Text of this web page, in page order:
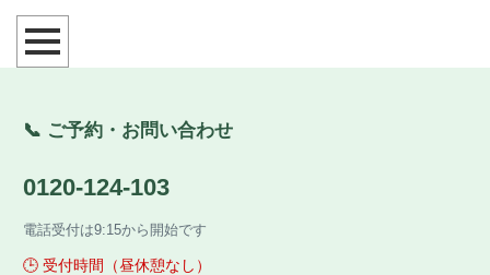
📞 ご予約・お問い合わせ
0120-124-103
電話受付は9:15から開始です
🕒 受付時間（昼休憩なし）